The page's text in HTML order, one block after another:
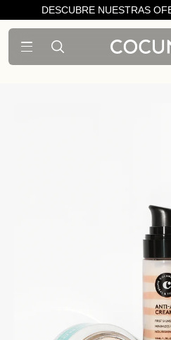
DESCUBRE NUESTRAS